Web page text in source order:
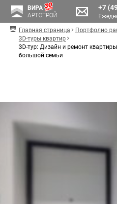
ВИРА
АРТСТРОЙ
+7
Главная страница
Портфолио
3D-туры квартир
3D-тур: Дизайн и ремонт
большой семьи